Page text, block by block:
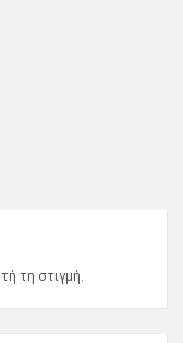
τη στιγμή.